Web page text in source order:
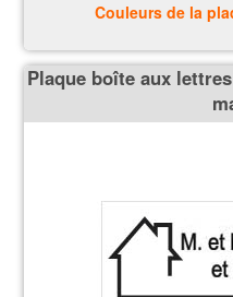
Couleurs de la
Plaque boîte aux